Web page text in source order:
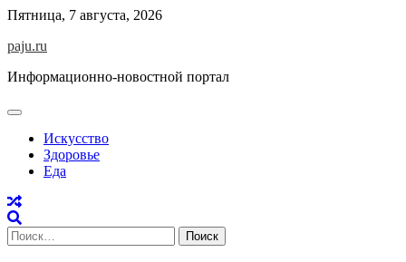
Skip
content
Пятница, 7 августа, 2026
paju.ru
Информационно-новостной портал
Искусство
Здоровье
Еда
Найти: